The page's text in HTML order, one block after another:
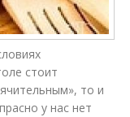
стоит
то и
у нас нет